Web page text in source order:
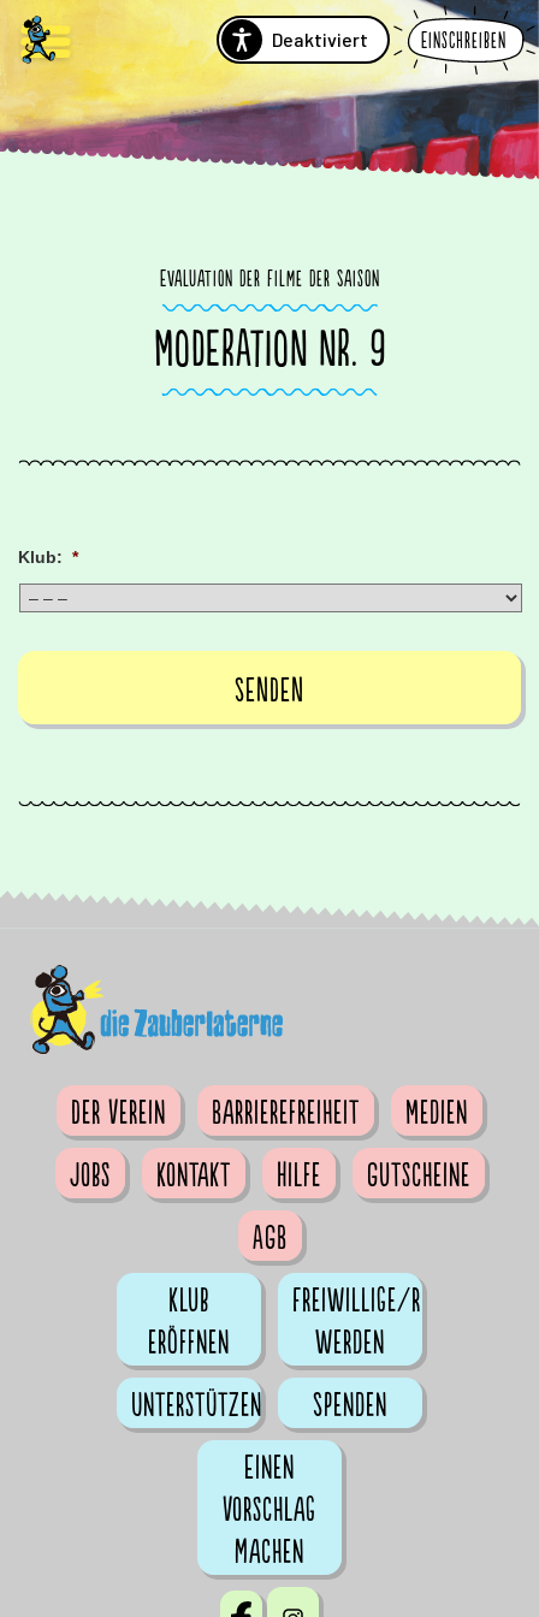
Deaktiviert Einschreiben
Evaluation der Filme der Saison
MODERATION NR. 9
Klub: *
Der Verein Barrierefreiheit
Medien
Jobs
Kontakt Hilfe
Gutscheine
AGB
Klub
eröffnen
Freiwillige/r
werden
Unterstützen
Spenden
Einen
Vorschlag
machen